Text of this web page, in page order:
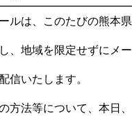
ルは、このたびの熊本県
、地域を限定せずにメー
信いたします。
法等について、本日、